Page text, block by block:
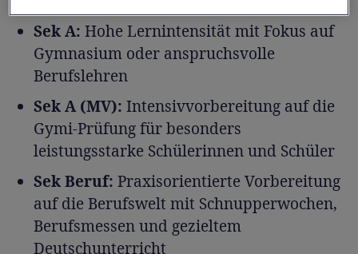
Sek A: Hohe Lernintensität mit Fokus auf
Gymnasium oder anspruchsvolle
Berufslehren
Sek A (MV): Intensivvorbereitung auf die
Gymi-Prüfung für besonders
leistungsstarke Schülerinnen und Schüler
Sek Beruf: Praxisorientierte Vorbereitung
auf die Berufswelt mit Schnupperwochen,
Berufsmessen und gezieltem
Deutschunterricht